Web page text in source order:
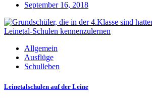
September 16, 2018
Allgemein
Ausflüge
Schulleben
Leinetalschulen auf der Leine